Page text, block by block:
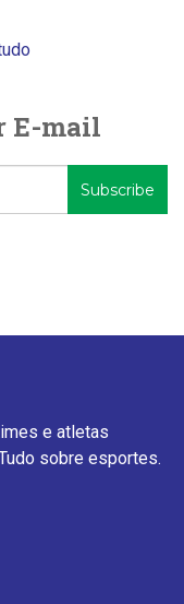
E-mail
e atletas
sobre esportes.